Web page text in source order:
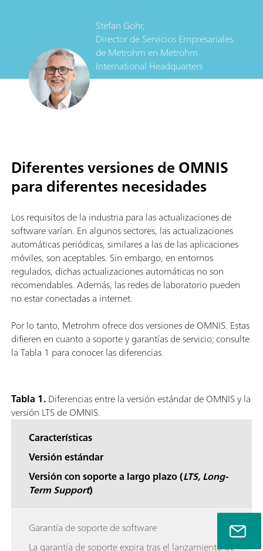
Stefan Gohr,
Director de Servicios Empresariales
de Metrohm en Metrohm
International Headquarters
Diferentes versiones de OMNIS
para diferentes necesidades
Los requisitos de la industria para las actualizaciones de
software varían. En algunos sectores, las actualizaciones
automáticas periódicas, similares a las de las aplicaciones
móviles, son aceptables. Sin embargo, en entornos
regulados, dichas actualizaciones automáticas no son
recomendables. Además, las redes de laboratorio pueden
no estar conectadas a internet.
Por lo tanto, Metrohm ofrece dos versiones de OMNIS. Estas
difieren en cuanto a soporte y garantías de servicio; consulte
la Tabla 1 para conocer las diferencias.
Tabla 1.Diferencias entre la versión estándar de OMNIS y la
versión LTS de OMNIS.
Características
Versión estándar
Versión con soporte a largo plazo (LTS, Long-
Term Support)
Garantía de soporte de software
La garantía de soporte expira tras el lanzamiento de